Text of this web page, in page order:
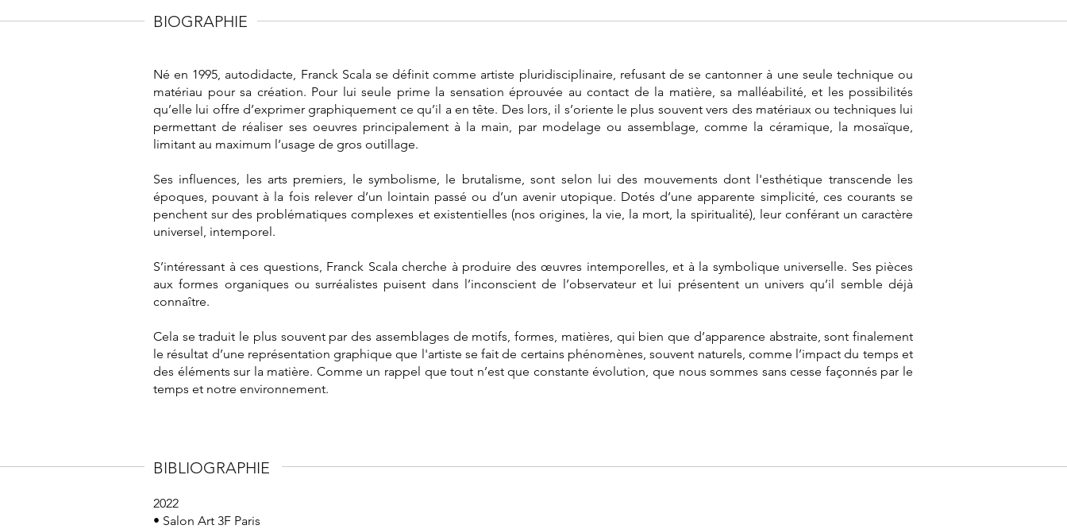
BIOGRAPHIE
Né en 1995, autodidacte, Franck Scala se définit comme artiste pluridisciplinaire, refusant de se cantonner à une seule technique ou
matériau pour sa création. Pour lui seule prime la sensation éprouvée au contact de la matière, sa malléabilité, et les possibilités
qu’elle lui offre d’exprimer graphiquement ce qu’il a en tête. Des lors, il s’oriente le plus souvent vers des matériaux ou techniques lui
permettant de réaliser ses oeuvres principalement à la main, par modelage ou assemblage, comme la céramique, la mosaïque,
limitant au maximum l’usage de gros outillage.
Ses influences, les arts premiers, le symbolisme, le brutalisme, sont selon lui des mouvements dont l'esthétique transcende les
époques, pouvant à la fois relever d’un lointain passé ou d’un avenir utopique. Dotés d’une apparente simplicité, ces courants se
penchent sur des problématiques complexes et existentielles (nos origines, la vie, la mort, la spiritualité), leur conférant un caractère
universel, intemporel.
S’intéressant à ces questions, Franck Scala cherche à produire des œuvres intemporelles, et à la symbolique universelle. Ses pièces
aux formes organiques ou surréalistes puisent dans l’inconscient de l’observateur et lui présentent un univers qu’il semble déjà
connaître.
Cela se traduit le plus souvent par des assemblages de motifs, formes, matières, qui bien que d’apparence abstraite, sont finalement
le résultat d’une représentation graphique que l'artiste se fait de certains phénomènes, souvent naturels, comme l’impact du temps et
des éléments sur la matière. Comme un rappel que tout n’est que constante évolution, que nous sommes sans cesse façonnés par le
temps et notre environnement.
BIBLIOGRAPHIE
2022
• Salon Art 3F Paris